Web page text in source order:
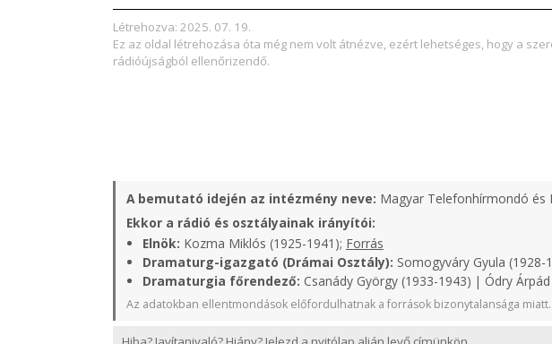
Létrehozva: 2025. 07. 19.
Ez az oldal létrehozása óta még nem volt átnézve, ezért lehetséges, hogy a
rádióújságból ellenőrizendő.
A bemutató idején az intézmény neve: Magyar Telefonhírmondó és
Ekkor a rádió és osztályainak irányítói:
Elnök: Kozma Miklós (1925-1941); Forrás
Dramaturg-igazgató (Drámai Osztály): Somogyváry Gyula (1928-
Dramaturgia főrendező: Csanády György (1933-1943) | Ódry
Az adatokban ellentmondások előfordulhatnak a források bizonytalansága miatt.